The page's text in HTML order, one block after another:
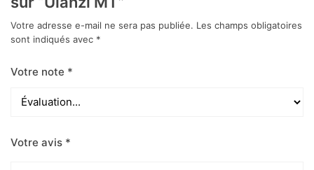
Votre adresse e-mail ne sera pas publiée. Les champs obligatoires
sont indiqués avec *
Votre note *
Votre avis *